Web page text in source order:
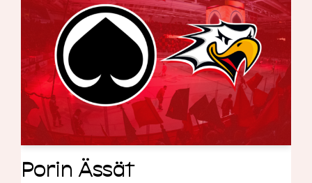
Porin Ässät